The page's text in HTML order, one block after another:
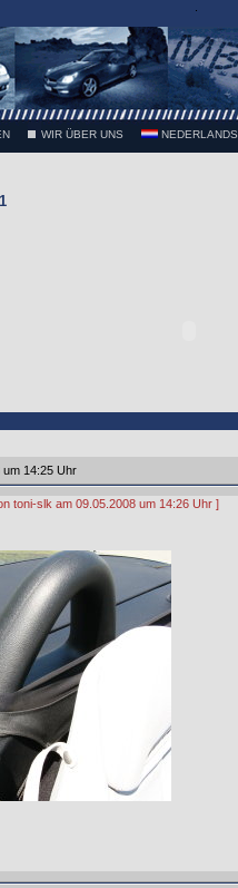
WIR ÜBER UNS
um 14:25 Uhr
toni-slk am 09.05.2008 um 14:26 Uhr ]